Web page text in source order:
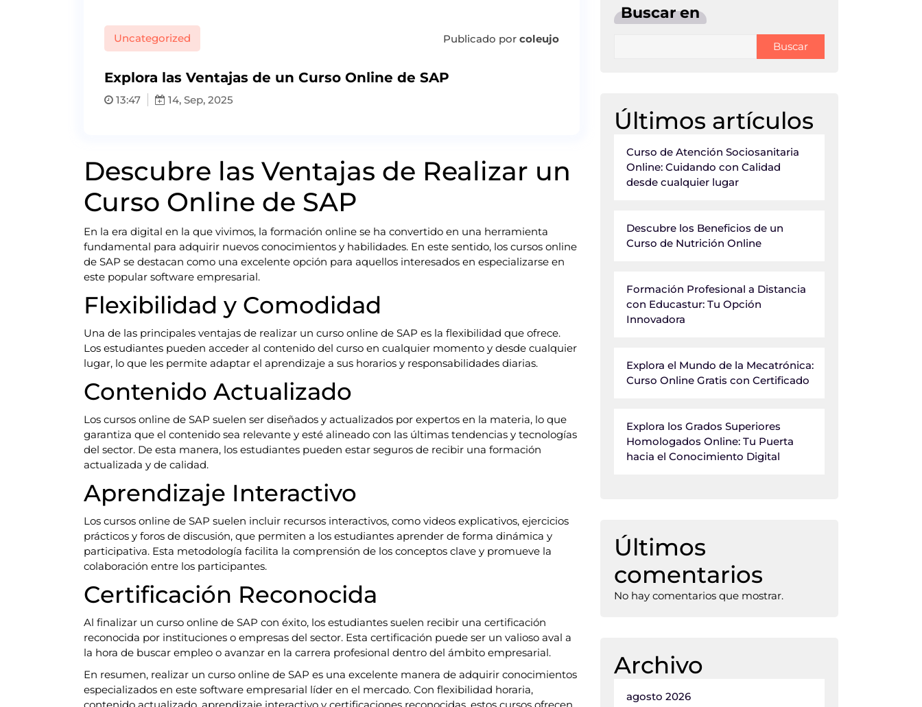
Uncategorized Publicado porcoleujo
Explora las Ventajas de un Curso Online de SAP
13:47 14, Sep, 2025
Descubre las Ventajas de Realizar un
Curso Online de SAP
En la era digital en la que vivimos, la formación online se ha convertido en una herramienta
fundamental para adquirir nuevos conocimientos y habilidades. En este sentido, los cursos online
de SAP se destacan como una excelente opción para aquellos interesados en especializarse en
este popular software empresarial.
Flexibilidad y Comodidad
Una de las principales ventajas de realizar un curso online de SAP es la flexibilidad que ofrece.
Los estudiantes pueden acceder al contenido del curso en cualquier momento y desde cualquier
lugar, lo que les permite adaptar el aprendizaje a sus horarios y responsabilidades diarias.
Contenido Actualizado
Los cursos online de SAP suelen ser diseñados y actualizados por expertos en la materia, lo que
garantiza que el contenido sea relevante y esté alineado con las últimas tendencias y tecnologías
del sector. De esta manera, los estudiantes pueden estar seguros de recibir una formación
actualizada y de calidad.
Aprendizaje Interactivo
Los cursos online de SAP suelen incluir recursos interactivos, como videos explicativos, ejercicios
prácticos y foros de discusión, que permiten a los estudiantes aprender de forma dinámica y
participativa. Esta metodología facilita la comprensión de los conceptos clave y promueve la
colaboración entre los participantes.
Certificación Reconocida
Al finalizar un curso online de SAP con éxito, los estudiantes suelen recibir una certificación
reconocida por instituciones o empresas del sector. Esta certificación puede ser un valioso aval a
la hora de buscar empleo o avanzar en la carrera profesional dentro del ámbito empresarial.
En resumen, realizar un curso online de SAP es una excelente manera de adquirir conocimientos
especializados en este software empresarial líder en el mercado. Con flexibilidad horaria,
Buscar en
Buscar
Últimos artículos
Curso de Atención Sociosanitaria
Online: Cuidando con Calidad
desde cualquier lugar
Descubre los Beneficios de un
Curso de Nutrición Online
Formación Profesional a Distancia
con Educastur: Tu Opción
Innovadora
Explora el Mundo de la Mecatrónica:
Curso Online Gratis con Certificado
Explora los Grados Superiores
Homologados Online: Tu Puerta
hacia el Conocimiento Digital
Últimos
comentarios
No hay comentarios que mostrar.
Archivo
agosto 2026